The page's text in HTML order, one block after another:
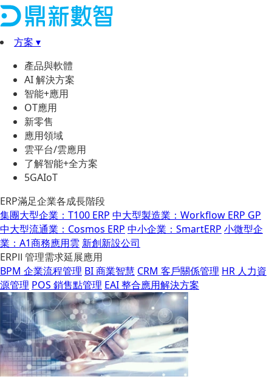
方案 ▾
產品與軟體
AI 解決方案
智能+應用
OT應用
新零售
應用領域
雲平台/雲應用
了解智能+全方案
5GAIoT
ERP滿足企業各成長階段
集團大型企業：T100 ERP 中大型製造業：Workflow ERP GP
中大型流通業：Cosmos ERP 中小企業：SmartERP 小微型企
業：A1商務應用雲 新創新設公司
ERPⅡ 管理需求延展應用
BPM 企業流程管理 BI 商業智慧 CRM 客戶關係管理 HR 人力資
源管理 POS 銷售點管理 EAI 整合應用解決方案